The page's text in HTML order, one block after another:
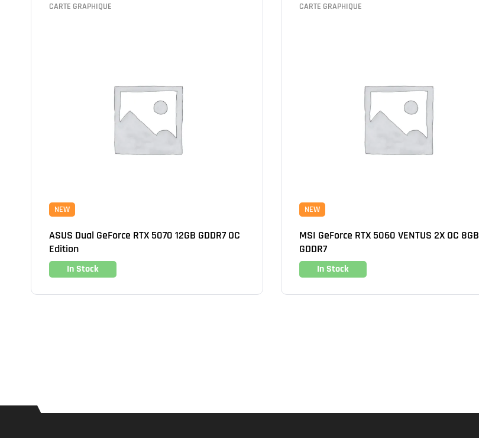
CARTE GRAPHIQUE
NEW
ASUS Dual GeForce RTX 5070 12GB GDDR7 OC
Edition
In Stock
CARTE GRAPHIQUE
NEW
MSI GeForce RTX 5060 VENTUS 2X OC 8GB
GDDR7
In Stock